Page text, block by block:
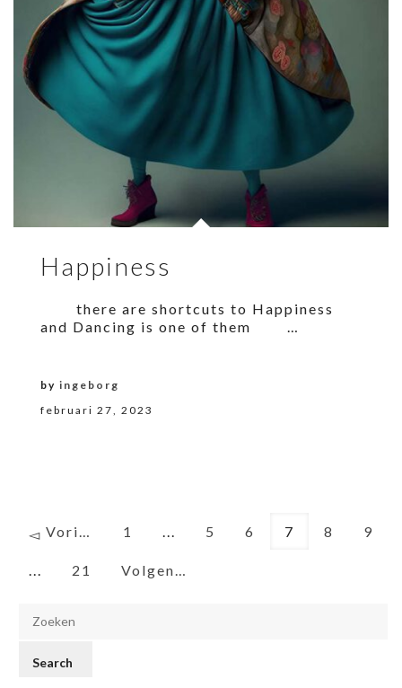
Happiness
there are shortcuts to Happiness
and Dancing is one of them …
februari 27, 2023
by ingeborg
Vorige 1 5 6 7 8 9
21